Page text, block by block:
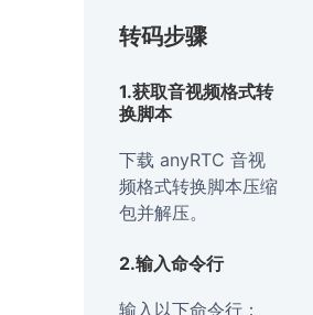
转码步骤
1.获取音视频格式转
换脚本
下载 anyRTC 音视
频格式转换脚本压缩
包并解压。
2.输入命令行
输入以下命令行：